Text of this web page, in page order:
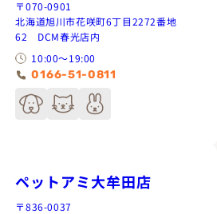
〒070-0901
北海道旭川市花咲町6丁目2272番地
62 DCM春光店内
10:00～19:00
0166-51-0811
ペットアミ大牟田店
〒836-0037